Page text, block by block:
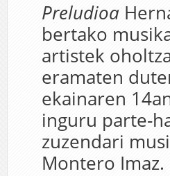
Preludioa
bertako
artistek
eramaten
ekainaren
inguru parte-
zuzendari
Montero Imaz.